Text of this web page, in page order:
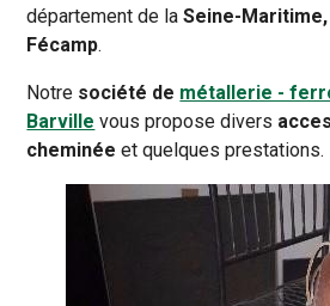
département de laSeine-
Fécamp.
Notre société de métallerie -
Barville vous propose divers
cheminéeet quelques prestations.